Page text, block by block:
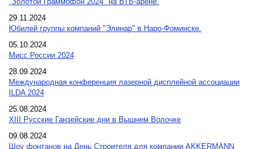
29.11.2024
Юбилей группы компаний "Элинар" в Наро-Фоминске.
05.10.2024
Мисс России 2024
28.09.2024
Международная конференция лазерной дисплейной ассоциации
ILDA 2024
25.08.2024
XIII Русские Ганзейские дни в Вышнем Волочке
09.08.2024
Шоу фонтанов на День Строителя для компании AKKERMANN